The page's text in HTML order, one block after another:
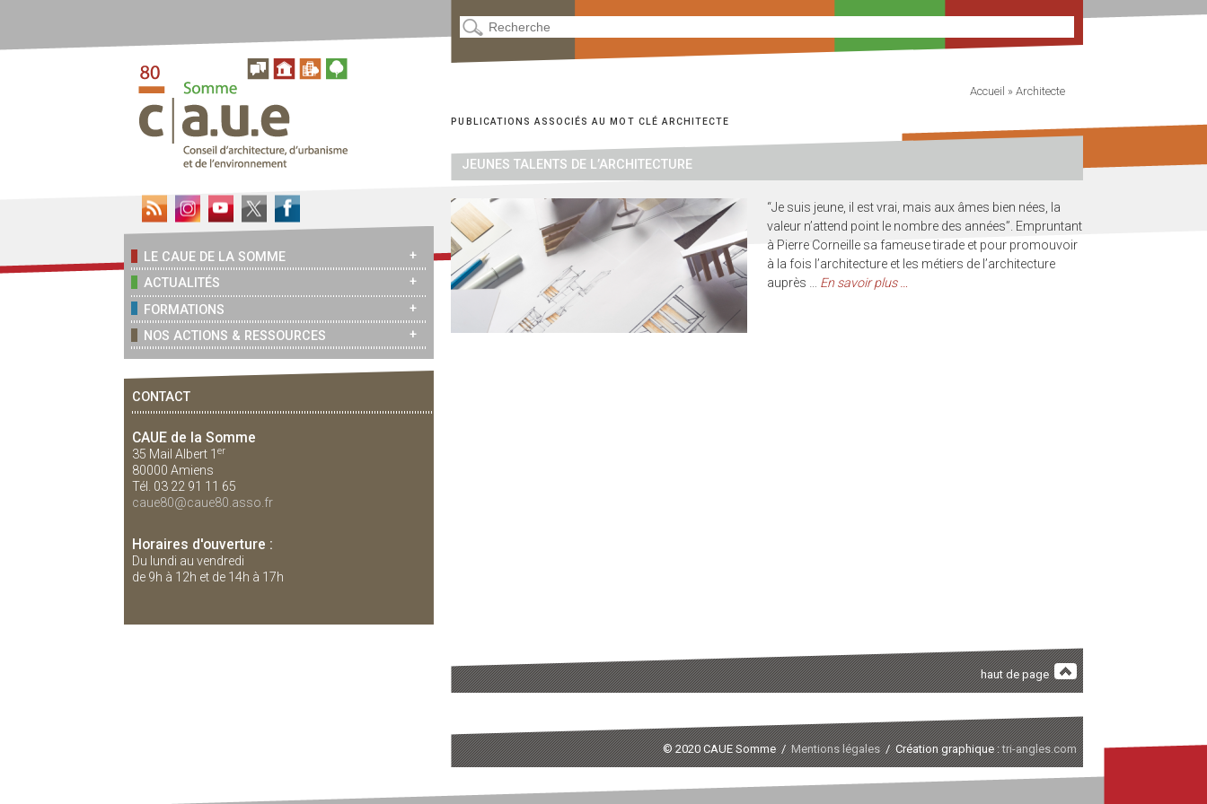
+
LE CAUE DE LA SOMME
+
ACTUALITÉS
+
FORMATIONS
+
NOS ACTIONS & RESSOURCES
CONTACT
CAUE de la Somme
35 Mail Albert 1 er
80000 Amiens
Tél. 03 22 91 11 65
caue80@caue80.asso.fr
Horaires d'ouverture :
Du lundi au vendredi
de 9h à 12h et de 14h à 17h
Accueil »Architecte
PUBLICATIONS ASSOCIÉS AU MOT CLÉ ARCHITECTE
JEUNES TALENTS DE L’ARCHITECTURE
“Je suis jeune, il est vrai, mais aux âmes bien nées, la
valeur n’attend point le nombre des années”. Empruntant
à Pierre Corneille sa fameuse tirade et pour promouvoir
à la fois l’architecture et les métiers de l’architecture
auprès … En savoir plus …
haut de page
© 2020 CAUE Somme /Mentions légales/ Création graphique :tri-angles.com